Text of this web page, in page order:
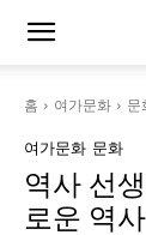
홈 여가문화 문
여가문화 문화
역사 선
로운 역